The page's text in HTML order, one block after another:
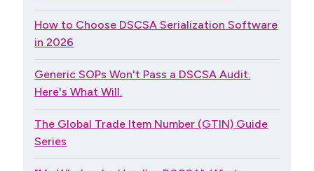
How to Choose DSCSA Serialization Software
in 2026
Generic SOPs Won't Pass a DSCSA Audit.
Here's What Will.
The Global Trade Item Number (GTIN) Guide
Series